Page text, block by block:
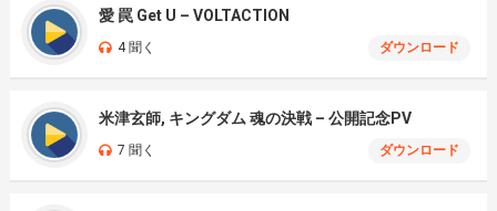
愛 罠 Get U – VOLTACTION
4 聞く ダウンロード
米津玄師, キングダム 魂の決戦 – 公開記念PV
7 聞く ダウンロード